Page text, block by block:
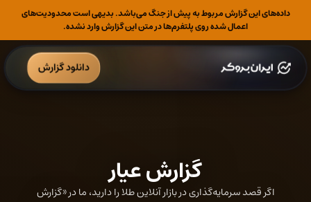
داده‌های این گزارش مربوط به پیش از جنگ می‌باشد. بدیهی است محدودیت‌های
اعمال شده روی پلتفرم‌ها در متن این گزارش وارد نشده.
دانلود گزارش
گزارش عیار
اگر قصد سرمایه‌گذاری در بازار آنلاین طلا را دارید، ما در «گزارش